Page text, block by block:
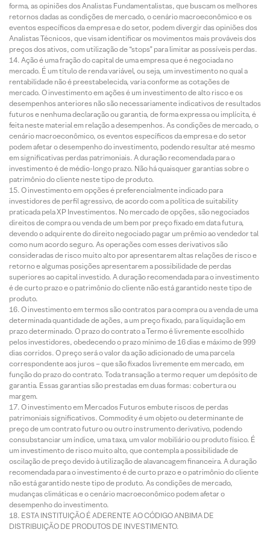
forma, as opiniões dos Analistas Fundamentalistas, que buscam os melhores
retornos dadas as condições de mercado, o cenário macroeconômico e os
eventos específicos da empresa e do setor, podem divergir das opiniões dos
Analistas Técnicos, que visam identificar os movimentos mais prováveis dos
preços dos ativos, com utilização de “stops” para limitar as possíveis perdas.
Ação é uma fração do capital de uma empresa que é negociada no
mercado. É um título de renda variável, ou seja, um investimento no qual a
rentabilidade não é preestabelecida, varia conforme as cotações de
mercado. O investimento em ações é um investimento de alto risco e os
desempenhos anteriores não são necessariamente indicativos de resultados
futuros e nenhuma declaração ou garantia, de forma expressa ou implícita, é
feita neste material em relação a desempenhos. As condições de mercado, o
cenário macroeconômico, os eventos específicos da empresa e do setor
podem afetar o desempenho do investimento, podendo resultar até mesmo
em significativas perdas patrimoniais. A duração recomendada para o
investimento é de médio-longo prazo. Não há quaisquer garantias sobre o
patrimônio do cliente neste tipo de produto.
O investimento em opções é preferencialmente indicado para
investidores de perfil agressivo, de acordo com a política de suitability
praticada pela XP Investimentos. No mercado de opções, são negociados
direitos de compra ou venda de um bem por preço fixado em data futura,
devendo o adquirente do direito negociado pagar um prêmio ao vendedor tal
como num acordo seguro. As operações com esses derivativos são
consideradas de risco muito alto por apresentarem altas relações de risco e
retorno e algumas posições apresentarem a possibilidade de perdas
superiores ao capital investido. A duração recomendada para o investimento
é de curto prazo e o patrimônio do cliente não está garantido neste tipo de
produto.
O investimento em termos são contratos para compra ou a venda de uma
determinada quantidade de ações, a um preço fixado, para liquidação em
prazo determinado. O prazo do contrato a Termo é livremente escolhido
pelos investidores, obedecendo o prazo mínimo de 16 dias e máximo de 999
dias corridos. O preço será o valor da ação adicionado de uma parcela
correspondente aos juros – que são fixados livremente em mercado, em
função do prazo do contrato. Toda transação a termo requer um depósito de
garantia. Essas garantias são prestadas em duas formas: cobertura ou
margem.
O investimento em Mercados Futuros embute riscos de perdas
patrimoniais significativos. Commodity é um objeto ou determinante de
preço de um contrato futuro ou outro instrumento derivativo, podendo
consubstanciar um índice, uma taxa, um valor mobiliário ou produto físico. É
um investimento de risco muito alto, que contempla a possibilidade de
oscilação de preço devido à utilização de alavancagem financeira. A duração
recomendada para o investimento é de curto prazo e o patrimônio do cliente
não está garantido neste tipo de produto. As condições de mercado,
mudanças climáticas e o cenário macroeconômico podem afetar o
desempenho do investimento.
ESTA INSTITUIÇÃO É ADERENTE AO CÓDIGO ANBIMA DE
DISTRIBUIÇÃO DE PRODUTOS DE INVESTIMENTO.